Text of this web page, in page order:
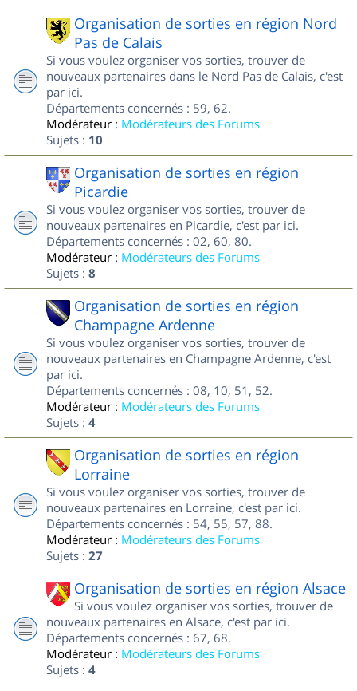
Organisation de sorties en région Nord
Pas de Calais
Si vous voulez organiser vos sorties, trouver de
nouveaux partenaires dans le Nord Pas de Calais, c'est
par ici.
Départements concernés : 59, 62.
Modérateur : Modérateurs des Forums
Sujets : 10
Organisation de sorties en région
Picardie
Si vous voulez organiser vos sorties, trouver de
nouveaux partenaires en Picardie, c'est par ici.
Départements concernés : 02, 60, 80.
Modérateur : Modérateurs des Forums
Sujets : 8
Organisation de sorties en région
Champagne Ardenne
Si vous voulez organiser vos sorties, trouver de
nouveaux partenaires en Champagne Ardenne, c'est
par ici.
Départements concernés : 08, 10, 51, 52.
Modérateur : Modérateurs des Forums
Sujets : 4
Organisation de sorties en région
Lorraine
Si vous voulez organiser vos sorties, trouver de
nouveaux partenaires en Lorraine, c'est par ici.
Départements concernés : 54, 55, 57, 88.
Modérateur : Modérateurs des Forums
Sujets : 27
Organisation de sorties en région Alsace
Si vous voulez organiser vos sorties, trouver de
nouveaux partenaires en Alsace, c'est par ici.
Départements concernés : 67, 68.
Modérateur : Modérateurs des Forums
Sujets : 4